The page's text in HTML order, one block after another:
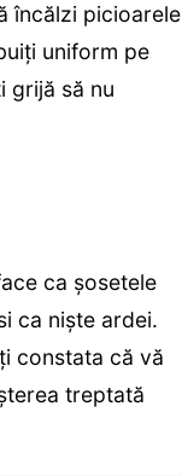
încălzi picioarele
uniform pe
grijă să nu
ca șosetele
ca niște ardei.
constata că vă
treptată